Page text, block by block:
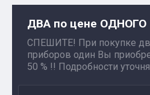
ДВА по цене ОДНОГО
СПЕШИТЕ! При покупке
приборов один Вы
50 % !! Подробности